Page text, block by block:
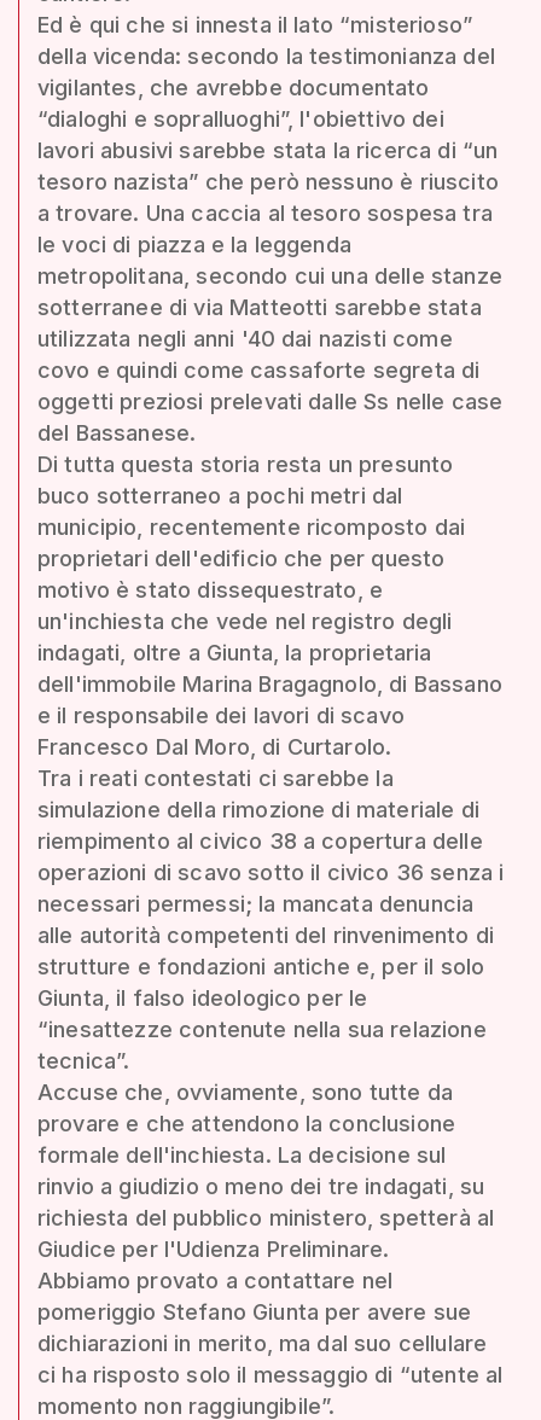
Ed è qui che si innesta il lato “misterioso”
della vicenda: secondo la testimonianza del
vigilantes, che avrebbe documentato
“dialoghi e sopralluoghi”, l'obiettivo dei
lavori abusivi sarebbe stata la ricerca di “un
tesoro nazista” che però nessuno è riuscito
a trovare. Una caccia al tesoro sospesa tra
le voci di piazza e la leggenda
metropolitana, secondo cui una delle stanze
sotterranee di via Matteotti sarebbe stata
utilizzata negli anni '40 dai nazisti come
covo e quindi come cassaforte segreta di
oggetti preziosi prelevati dalle Ss nelle case
del Bassanese.
Di tutta questa storia resta un presunto
buco sotterraneo a pochi metri dal
municipio, recentemente ricomposto dai
proprietari dell'edificio che per questo
motivo è stato dissequestrato, e
un'inchiesta che vede nel registro degli
indagati, oltre a Giunta, la proprietaria
dell'immobile Marina Bragagnolo, di Bassano
e il responsabile dei lavori di scavo
Francesco Dal Moro, di Curtarolo.
Tra i reati contestati ci sarebbe la
simulazione della rimozione di materiale di
riempimento al civico 38 a copertura delle
operazioni di scavo sotto il civico 36 senza i
necessari permessi; la mancata denuncia
alle autorità competenti del rinvenimento di
strutture e fondazioni antiche e, per il solo
Giunta, il falso ideologico per le
“inesattezze contenute nella sua relazione
tecnica”.
Accuse che, ovviamente, sono tutte da
provare e che attendono la conclusione
formale dell'inchiesta. La decisione sul
rinvio a giudizio o meno dei tre indagati, su
richiesta del pubblico ministero, spetterà al
Giudice per l'Udienza Preliminare.
Abbiamo provato a contattare nel
pomeriggio Stefano Giunta per avere sue
dichiarazioni in merito, ma dal suo cellulare
ci ha risposto solo il messaggio di “utente al
momento non raggiungibile”.